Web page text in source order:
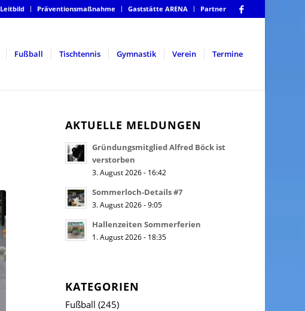
Leitbild Präventionsmaßnahme Gaststätte ARENA Partner
Fußball Tischtennis Gymnastik Verein Termine
AKTUELLE MELDUNGEN
Gründungsmitglied Alfred Böck ist
verstorben
3. August 2026 - 16:42
Sommerloch-Details #7
3. August 2026 - 9:05
Hallenzeiten Sommerferien
1. August 2026 - 18:35
KATEGORIEN
Fußball (245)